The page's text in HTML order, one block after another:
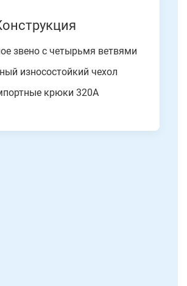
звено с четырьмя ветвями
износостойкий чехол
крюки 320А